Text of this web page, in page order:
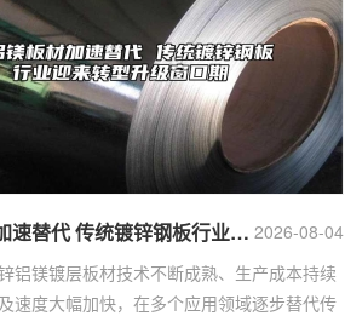
2026-08-04
锌铝镁板材加速替代 传统镀锌钢板行业迎来转型升级窗口期
铝镁镀层板材技术不断成熟、生产成本持续
速度大幅加快，在多个应用领域逐步替代传